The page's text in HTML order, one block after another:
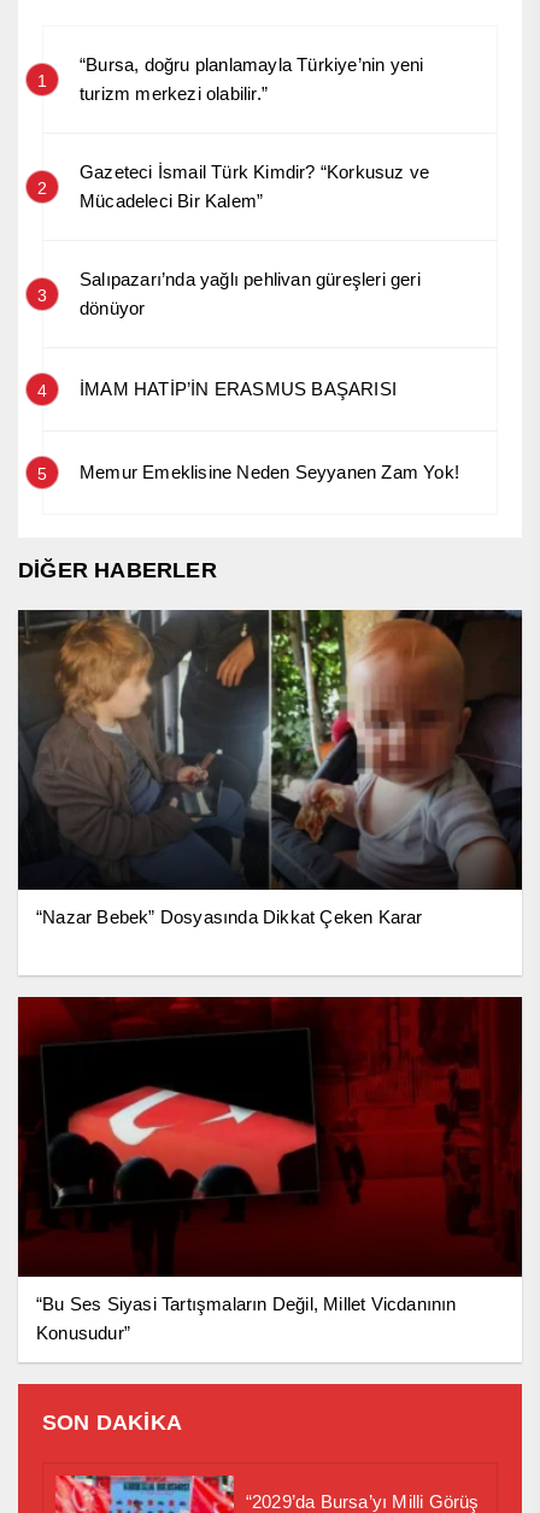
1
“Bursa, doğru planlamayla Türkiye’nin yeni
turizm merkezi olabilir.”
2
Gazeteci İsmail Türk Kimdir? “Korkusuz ve
Mücadeleci Bir Kalem”
3
Salıpazarı’nda yağlı pehlivan güreşleri geri
dönüyor
4 İMAM HATİP’İN ERASMUS BAŞARISI
5 Memur Emeklisine Neden Seyyanen Zam Yok!
DİĞER HABERLER
“Nazar Bebek” Dosyasında Dikkat Çeken Karar
“Bu Ses Siyasi Tartışmaların Değil, Millet Vicdanının
Konusudur”
SON DAKİKA
“2029’da Bursa’yı Milli Görüş